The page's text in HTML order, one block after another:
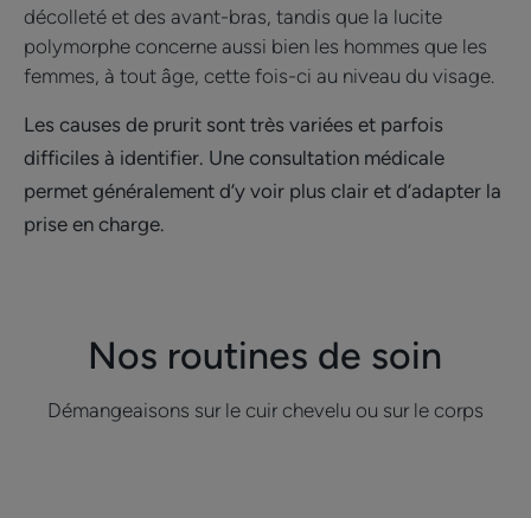
décolleté et des avant-bras, tandis que la lucite
polymorphe concerne aussi bien les hommes que les
femmes, à tout âge, cette fois-ci au niveau du visage.
Les causes de prurit sont très variées et parfois
difficiles à identifier. Une consultation médicale
permet généralement d’y voir plus clair et d’adapter la
prise en charge.
Nos routines de soin
Démangeaisons sur le cuir chevelu ou sur le corps